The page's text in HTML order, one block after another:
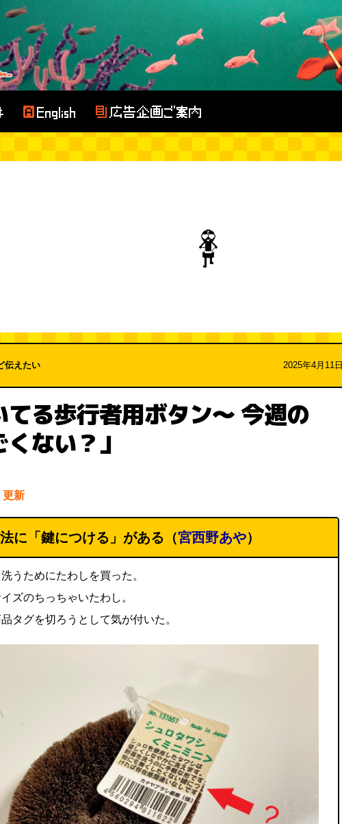
伝えたい 2025年4月11日
てる歩行者用ボタン～ 今週の
くない？」
更新
に「鍵につける」がある（宮西野あや）
うためにたわしを買った。
ズのちっちゃいたわし。
タグを切ろうとして気が付いた。